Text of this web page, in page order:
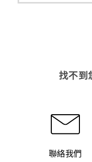
找不到
聯絡我們